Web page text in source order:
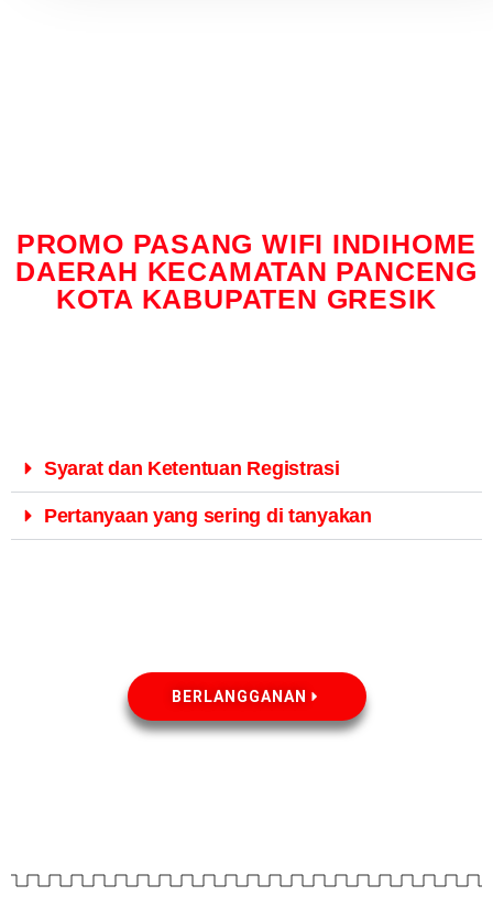
PROMO PASANG WIFI INDIHOME
DAERAH KECAMATAN PANCENG
KOTA KABUPATEN GRESIK
Syarat dan Ketentuan Registrasi
Pertanyaan yang sering di tanyakan
BERLANGGANAN